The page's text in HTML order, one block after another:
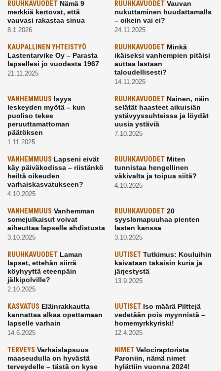
RUUHKAVUODET Nämä 9
merkkiä kertovat, että
vauvasi rakastaa sinua
8.1.2026
RUUHKAVUODETVauvan
nukuttaminen huudattamalla
– oikein vai ei?
24.11.2025
KAUPALLINEN YHTEISTYÖ
Lastentarvike Oy – Parasta
lapsellesi jo vuodesta 1967
21.11.2025
RUUHKAVUODETMinkä
ikäiseksi vanhempien pitäisi
auttaa lastaan
taloudellisesti?
14.11.2025
VANHEMMUUS Isyys
leskeyden myötä – kun
puoliso tekee
peruuttamattoman
päätöksen
1.11.2025
RUUHKAVUODETNainen, näin
selätät haasteet aikuisiän
ystävyyssuhteissa ja löydät
uusia ystäviä
7.10.2025
VANHEMMUUS Lapseni eivät
käy päiväkodissa – riistänkö
heiltä oikeuden
varhaiskasvatukseen?
4.10.2025
RUUHKAVUODETMiten
tunnistaa hengellinen
väkivalta ja toipua siitä?
4.10.2025
VANHEMMUUS Vanhemman
somejulkaisut voivat
aiheuttaa lapselle ahdistusta
3.10.2025
RUUHKAVUODET20
syyslomapuuhaa pienten
lasten kanssa
3.10.2025
RUUHKAVUODET Laman
lapset, ettehän siirrä
köyhyyttä eteenpäin
jälkipolville?
2.10.2025
UUTISETTutkimus: Kouluihin
kaivataan takaisin kuria ja
järjestystä
13.9.2025
KASVATUS Eläinrakkautta
kannattaa alkaa opettamaan
lapselle varhain
14.6.2025
UUTISETIso määrä Pilttejä
vedetään pois myynnistä –
homemyrkkyriski!
12.4.2025
TERVEYS Varhaislapsuus
maaseudulla on hyvästä
terveydelle – tästä on kyse
NIMETVelociraptorista
Paroniin, nämä nimet
hylättiin vuonna 2024!